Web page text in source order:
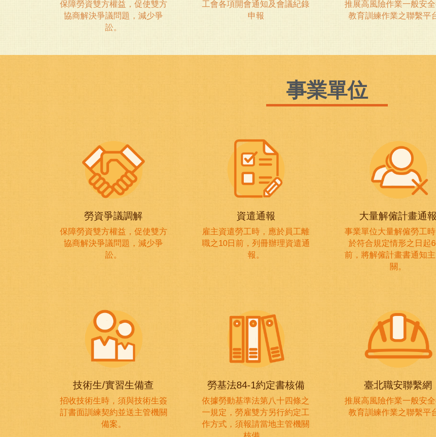
保障勞資雙方權益，促使雙方
協商解決爭議問題，減少爭
訟。
工會各項開會通知及會議紀錄
申報
推展高風險作業一般安
教育訓練作業之聯繫平
事業單位
勞資爭議調解
保障勞資雙方權益，促使雙方
協商解決爭議問題，減少爭
訟。
資遣通報
雇主資遣勞工時，應於員工離
職之10日前，列冊辦理資遣通
報。
大量解僱計畫通
事業單位大量解僱勞工
於符合規定情形之日起
前，將解僱計畫書通知
關。
技術生/實習生備查
招收技術生時，須與技術生簽
訂書面訓練契約並送主管機關
備案。
勞基法84-1約定書核備
依據勞動基準法第八十四條之
一規定，勞雇雙方另行約定工
作方式，須報請當地主管機關
臺北職安聯繫網
推展高風險作業一般安
教育訓練作業之聯繫平